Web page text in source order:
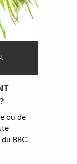
,
ou de
BBC.